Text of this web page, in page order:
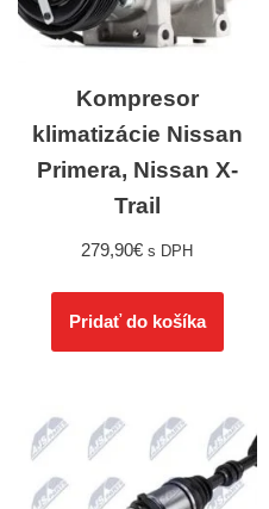
Kompresor
klimatizácie Nissan
Primera, Nissan X-
Trail
279,90€ s DPH
Pridať do košíka